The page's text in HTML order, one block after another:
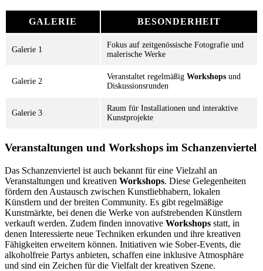
GALERIE BESONDERHEIT
Galerie 1
Fokus auf zeitgenössische Fotografie und
malerische Werke
Galerie 2
Veranstaltet regelmäßig Workshops und
Diskussionsrunden
Galerie 3
Raum für Installationen und interaktive
Kunstprojekte
Veranstaltungen und Workshops im Schanzenviertel
Das Schanzenviertel ist auch bekannt für eine Vielzahl an
Veranstaltungen und kreativen Workshops. Diese Gelegenheiten
fördern den Austausch zwischen Kunstliebhabern, lokalen
Künstlern und der breiten Community. Es gibt regelmäßige
Kunstmärkte, bei denen die Werke von aufstrebenden Künstlern
verkauft werden. Zudem finden innovative Workshops statt, in
denen Interessierte neue Techniken erkunden und ihre kreativen
Fähigkeiten erweitern können. Initiativen wie Sober-Events, die
alkoholfreie Partys anbieten, schaffen eine inklusive Atmosphäre
und sind ein Zeichen für die Vielfalt der kreativen Szene.